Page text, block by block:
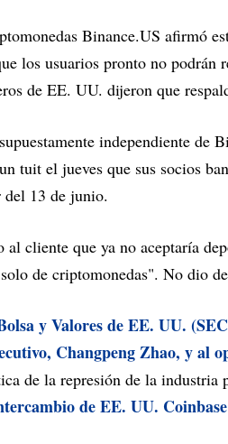
Binance.US afirmó
los usuarios pronto no
de EE. UU. dijeron que
independiente de
tuit el jueves que sus socios
13 de junio.
cliente que ya no aceptaría
de criptomonedas". No dio
y Valores de EE. UU.
Changpeng Zhao, y al
de la represión de la
de EE. UU.